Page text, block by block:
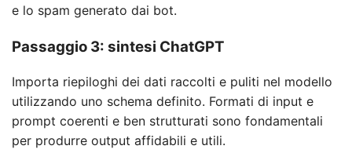
e lo spam generato dai bot.
Passaggio 3: sintesi ChatGPT
Importa riepiloghi dei dati raccolti e puliti nel modello
utilizzando uno schema definito. Formati di input e
prompt coerenti e ben strutturati sono fondamentali
per produrre output affidabili e utili.